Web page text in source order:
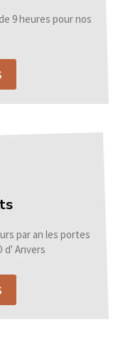
9 heures pour nos
par an les portes
d' Anvers